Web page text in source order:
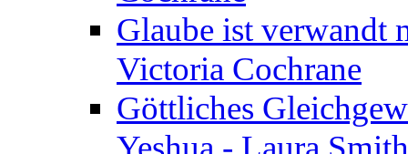
Glaube ist verwandt
Victoria Cochrane
Göttliches